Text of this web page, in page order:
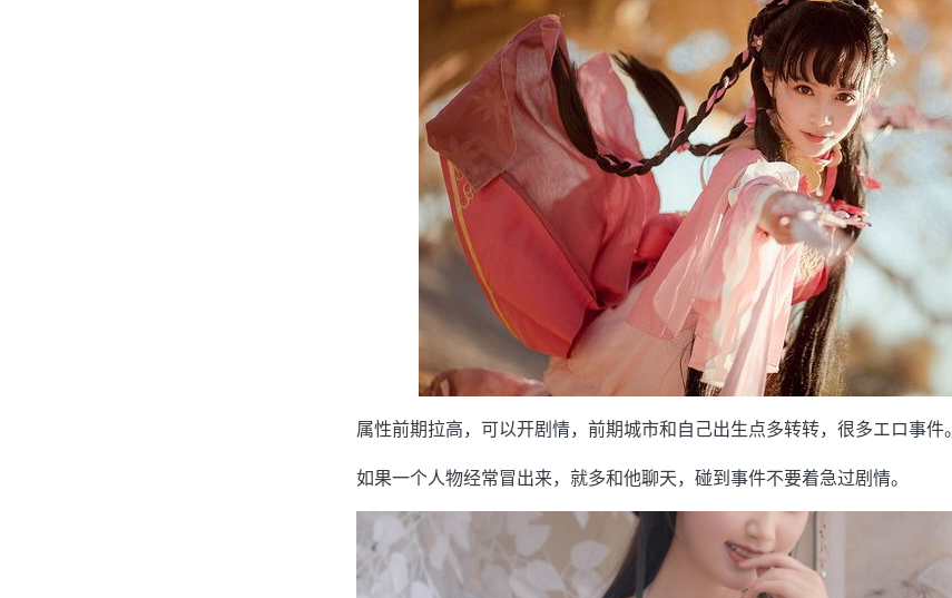
属性前期拉高，可以开剧情，前期城市和自己出生点多转转，很多エロ事件。
如果一个人物经常冒出来，就多和他聊天，碰到事件不要着急过剧情。